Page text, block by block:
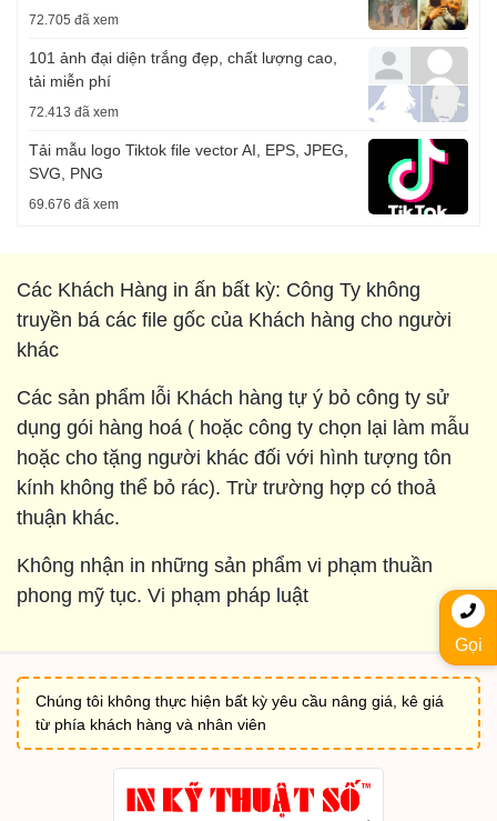
72.705 đã xem
101 ảnh đại diện trắng đẹp, chất lượng cao,
tải miễn phí
72.413 đã xem
Tải mẫu logo Tiktok file vector AI, EPS, JPEG,
SVG, PNG
69.676 đã xem
Gọi
Các Khách Hàng in ấn bất kỳ: Công Ty không
truyền bá các file gốc của Khách hàng cho người
khác
Các sản phẩm lỗi Khách hàng tự ý bỏ công ty sử
dụng gói hàng hoá ( hoặc công ty chọn lại làm mẫu
hoặc cho tặng người khác đối với hình tượng tôn
kính không thể bỏ rác). Trừ trường hợp có thoả
thuận khác.
Không nhận in những sản phẩm vi phạm thuần
phong mỹ tục. Vi phạm pháp luật
Chúng tôi không thực hiện bất kỳ yêu cầu nâng giá, kê giá
từ phía khách hàng và nhân viên